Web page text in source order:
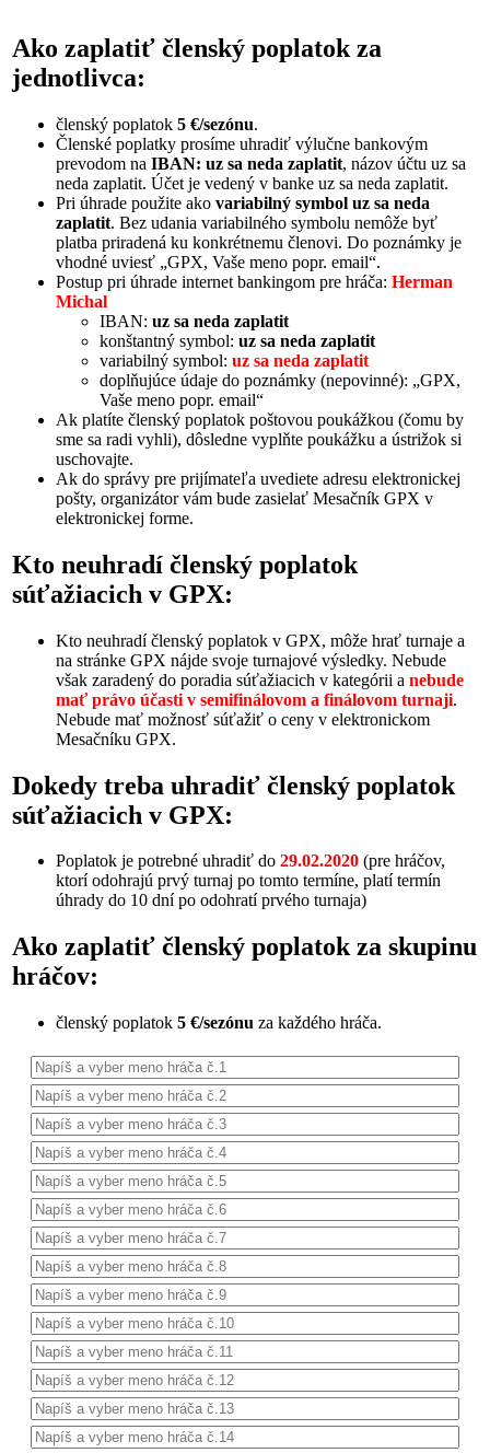
Ako zaplatiť členský poplatok za
jednotlivca:
členský poplatok 5 €/sezónu.
Členské poplatky prosíme uhradiť výlučne bankovým
prevodom na IBAN: uz sa neda zaplatit, názov účtu uz sa
neda zaplatit. Účet je vedený v banke uz sa neda zaplatit.
Pri úhrade použite ako variabilný symbol uz sa neda
zaplatit. Bez udania variabilného symbolu nemôže byť
platba priradená ku konkrétnemu členovi. Do poznámky je
vhodné uviesť „GPX, Vaše meno popr. email“.
Postup pri úhrade internet bankingom pre hráča: Herman
Michal
IBAN: uz sa neda zaplatit
konštantný symbol: uz sa neda zaplatit
variabilný symbol: uz sa neda zaplatit
doplňujúce údaje do poznámky (nepovinné): „GPX,
Vaše meno popr. email“
Ak platíte členský poplatok poštovou poukážkou (čomu by
sme sa radi vyhli), dôsledne vyplňte poukážku a ústrižok si
uschovajte.
Ak do správy pre prijímateľa uvediete adresu elektronickej
pošty, organizátor vám bude zasielať Mesačník GPX v
elektronickej forme.
Kto neuhradí členský poplatok
súťažiacich v GPX:
Kto neuhradí členský poplatok v GPX, môže hrať turnaje a
na stránke GPX nájde svoje turnajové výsledky. Nebude
však zaradený do poradia súťažiacich v kategórii a nebude
mať právo účasti v semifinálovom a finálovom turnaji.
Nebude mať možnosť súťažiť o ceny v elektronickom
Mesačníku GPX.
Dokedy treba uhradiť členský poplatok
súťažiacich v GPX:
Poplatok je potrebné uhradiť do 29.02.2020 (pre hráčov,
ktorí odohrajú prvý turnaj po tomto termíne, platí termín
úhrady do 10 dní po odohratí prvého turnaja)
Ako zaplatiť členský poplatok za skupinu
hráčov:
členský poplatok 5 €/sezónu za každého hráča.